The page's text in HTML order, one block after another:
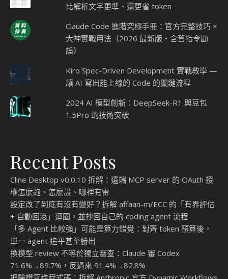
比解析文字更準、還更省 token
Claude Code 進階究極手冊：官方完整技巧 ×
大神實戰用法（2026 最新版・含舊指令勘
誤）
Kiro Spec-Driven Development 實戰教學 —
讓 AI 寫出能上線的 Code 的關鍵流程
2024 AI 模型創新：DeepSeek-R1 與豆包
1.5Pro 的技術突破
Recent Posts
Cline Desktop v0.0.10 拆解：遠端 MCP server 的 OAuth 授
權怎麼跑、怎麼設、哪裡有雷
設定改了到底有沒有變好？拆解 affaan-m/ECC 的「有界評估
+ 自動回滾」迴圈，並抄回自己的 coding agent 流程
「多 Agent 比較強」可能是算力錯覺：對齊 token 預算後，
單一 agent 追平甚至勝出
換模型 review 不等於獨立審查：Claude 審 Codex
71.6%→89.7%，反過來 91.4%→82.8%